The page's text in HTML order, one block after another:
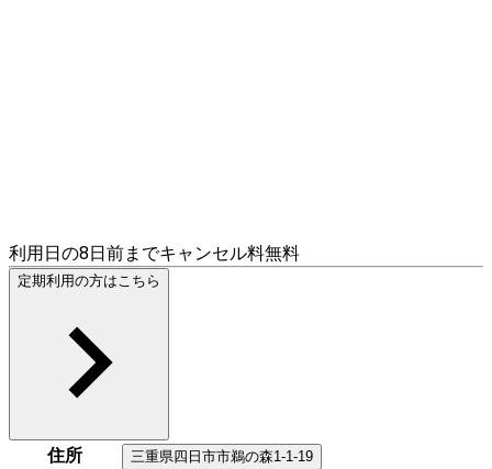
利用日の8日前までキャンセル料無料
定期利用の方はこちら
住所 三重県四日市市鵜の森1-1-19